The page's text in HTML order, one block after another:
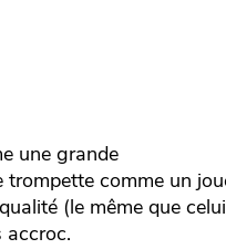
une grande
comme un
(le même que
accroc.